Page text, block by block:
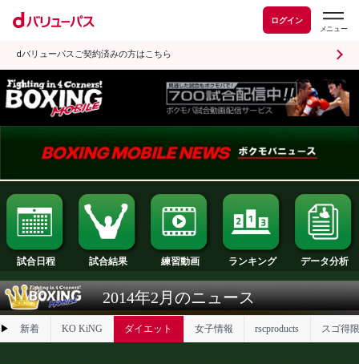
ログイン
dバリューパスご契約済みの方はこちら
試合日程 試合結果 練習動画 ランキング